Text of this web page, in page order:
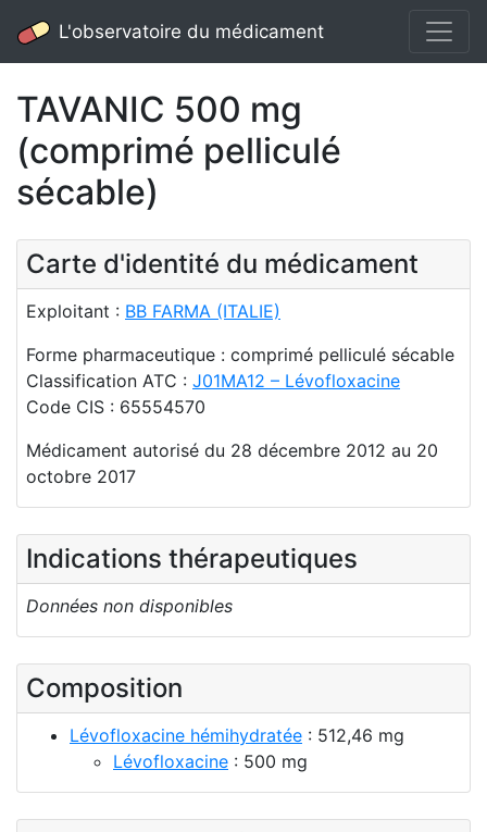
L'observatoire du médicament
TAVANIC 500 mg
(comprimé pelliculé
sécable)
Carte d'identité du médicament
Exploitant : BB FARMA (ITALIE)
Forme pharmaceutique : comprimé pelliculé sécable
Classification ATC : J01MA12 – Lévofloxacine
Code CIS : 65554570
Médicament autorisé du 28 décembre 2012 au 20
octobre 2017
Indications thérapeutiques
Données non disponibles
Composition
Lévofloxacine hémihydratée : 512,46 mg
Lévofloxacine : 500 mg